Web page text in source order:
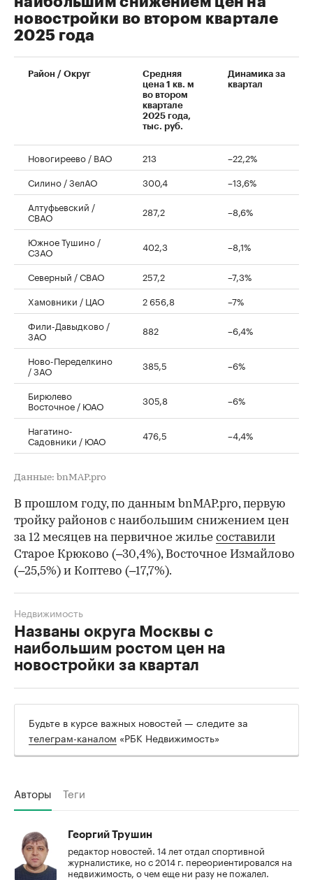
новостройки во втором квартале
2025 года
Район / Округ
Средняя
цена 1 кв. м
во втором
квартале
2025 года,
тыс. руб.
Динамика за
квартал
Новогиреево / ВАО 213
–22,2%
Силино / ЗелАО
300,4
–13,6%
Алтуфьевский /
СВАО 287,2 –8,6%
Южное Тушино /
СЗАО 402,3 –8,1%
Северный / СВАО 257,2
–7,3%
Хамовники / ЦАО
2 656,8
–7%
Фили-Давыдково /
ЗАО 882 –6,4%
Ново-Переделкино
/ ЗАО 385,5 –6%
Бирюлево
Восточное / ЮАО 305,8 –6%
Нагатино-
Садовники / ЮАО 476,5 –4,4%
Данные: bnMAP.pro
В прошлом году, по данным bnMAP.pro, первую
тройку районов с наибольшим снижением цен
за 12 месяцев на первичное жилье составили
Старое Крюково (–30,4%), Восточное Измайлово
(–25,5%) и Коптево (–17,7%).
Названы округа Москвы с
наибольшим ростом цен на
новостройки за квартал
Недвижимость
Будьте в курсе важных новостей — следите за
телеграм-каналом «РБК Недвижимость»
Авторы Теги
Георгий Трушин
редактор новостей. 14 лет отдал спортивной
журналистике, но с 2014 г. переориентировался на
недвижимость, о чем еще ни разу не пожалел.